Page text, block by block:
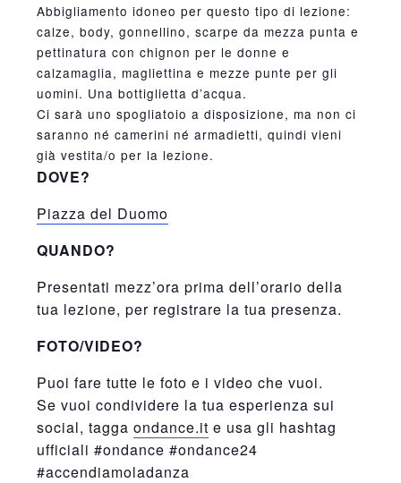
Abbigliamento idoneo per questo tipo di lezione:
calze, body, gonnellino, scarpe da mezza punta e
pettinatura con chignon per le donne e
calzamaglia, magliettina e mezze punte per gli
uomini. Una bottiglietta d’acqua.
Ci sarà uno spogliatoio a disposizione, ma non ci
saranno né camerini né armadietti, quindi vieni
già vestita/o per la lezione.
DOVE?
Piazza del Duomo
QUANDO?
Presentati mezz’ora prima dell’orario della
tua lezione, per registrare la tua presenza.
FOTO/VIDEO?
Puoi fare tutte le foto e i video che vuoi.
Se vuoi condividere la tua esperienza sui
social, tagga ondance.it e usa gli hashtag
ufficiali #ondance #ondance24
#accendiamoladanza